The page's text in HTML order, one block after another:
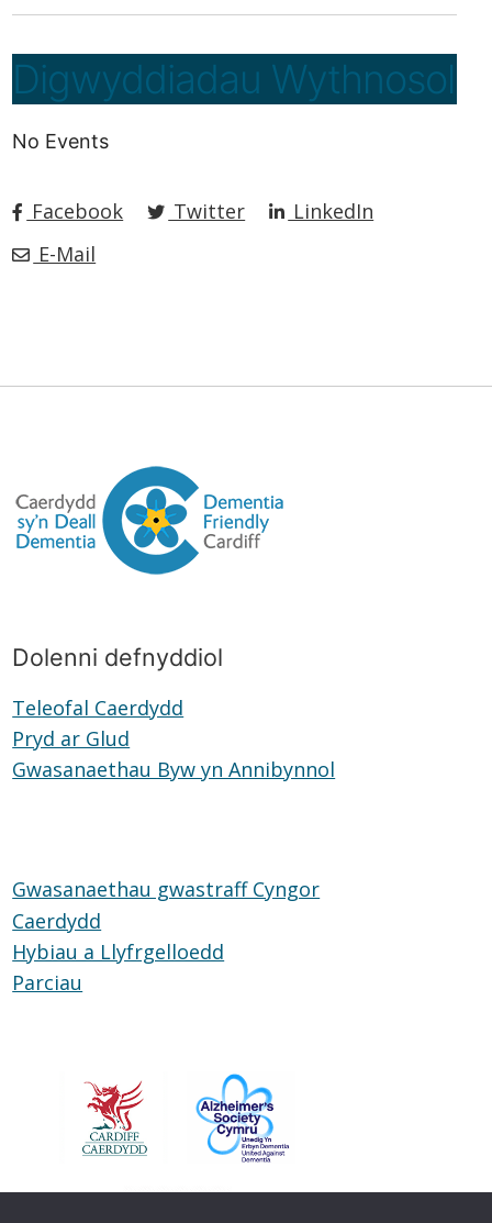
Digwyddiadau Wythnosol
No Events
Facebook Twitter
LinkedIn
E-Mail
Dolenni defnyddiol
Teleofal Caerdydd
Pryd ar Glud
ar
Gwasanaethau Byw yn Annibynnol
Gwasanaethau gwastraff Cyngor
Caerdydd
Hybiau a Llyfrgelloedd
Parciau